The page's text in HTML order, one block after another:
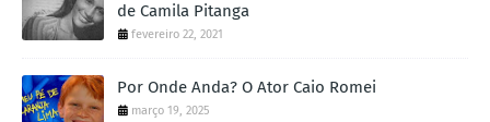
de Camila Pitanga
fevereiro 22, 2021
Por Onde Anda? O Ator Caio Romei
março 19, 2025